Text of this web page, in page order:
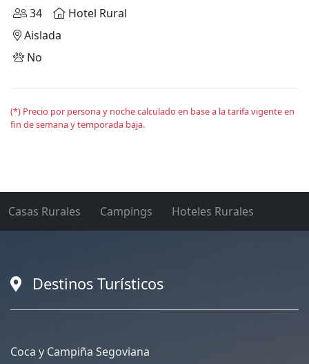
34
Hotel Rural
Aislada
No
(*) Precio por persona y noche calculado en base a la tarifa vigente en
fin de semana y temporada baja.
Casas Rurales Campings Hoteles Rurales
Destinos Turísticos
Coca y Campiña Segoviana